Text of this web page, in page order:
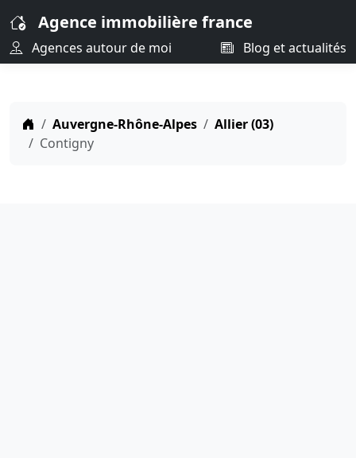
Agence immobilière france
Agences autour de moi Blog et actualités
Auvergne-Rhône-Alpes
Allier (03)
Contigny